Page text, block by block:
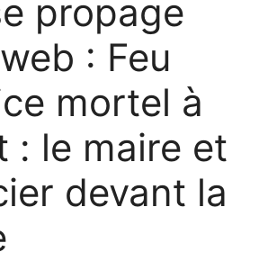
propage
: Feu
mortel à
: le maire et
devant la